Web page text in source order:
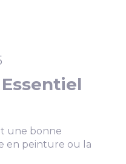
une bonne
en peinture ou la